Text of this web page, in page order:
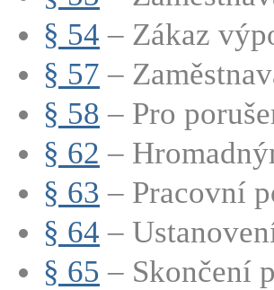
§ 54 – Zákaz
§ 57 –
§ 58 – Pro
§ 62 –
§ 63 – Pracovní
§ 64 –
§ 65 – Skončení